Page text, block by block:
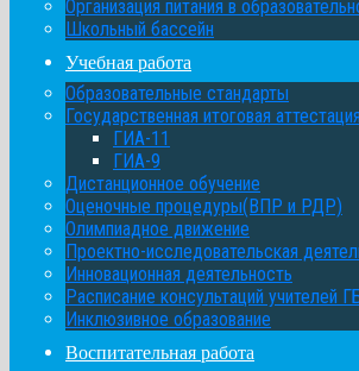
Организация питания в
Школьный бассейн
Учебная работа
Образовательные стандарты
Государственная итоговая аттестация
ГИА-11
ГИА-9
Дистанционное обучение
Оценочные процедуры(ВПР и РДР)
Олимпиадное движение
Проектно-исследовательская
Инновационная деятельность
Расписание консультаций
Инклюзивное образование
Воспитательная работа